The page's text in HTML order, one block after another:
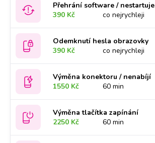
Přehrání software / nestartuje
390 Kč
co nejrychleji
Odemknutí hesla obrazovky
390 Kč
co nejrychleji
Výměna konektoru / nenabíjí
1550 Kč
60 min
Výměna tlačítka zapínání
2250 Kč
60 min